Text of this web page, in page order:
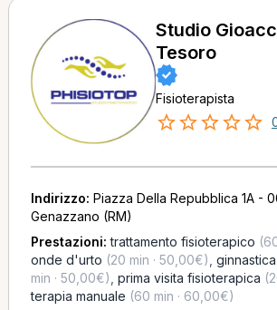
Studio
Tesoro
Fisioterapista
Indirizzo: Piazza Della Repubblica 1A -
Genazzano (RM)
Prestazioni:trattamento fisioterapico
onde d'urto (20 min · 50,00€)
min · 50,00€) prima visita fisioterapica
terapia manuale (60 min · 60,00€)